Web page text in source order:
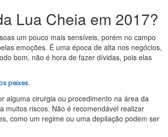
Lua Cheia em 2017?
um pouco mais sensíveis, porém no campo
emoções. É uma época de alta nos negócios,
bom, não é hora de fazer dívidas, pois elas
peixes.
alguma cirurgia ou procedimento na área da
muitos riscos. Não é recomendável realizar
como um regime ou uma depilação podem ser